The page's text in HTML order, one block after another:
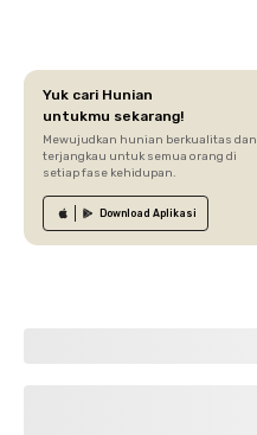
Yuk cari Hunian
untukmu sekarang!
Mewujudkan hunian berkualitas dan
terjangkau untuk semua orang di
setiap fase kehidupan.
Download Aplikasi